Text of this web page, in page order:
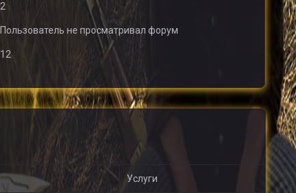
2
Пользователь не просматривал форум
12
Услуги